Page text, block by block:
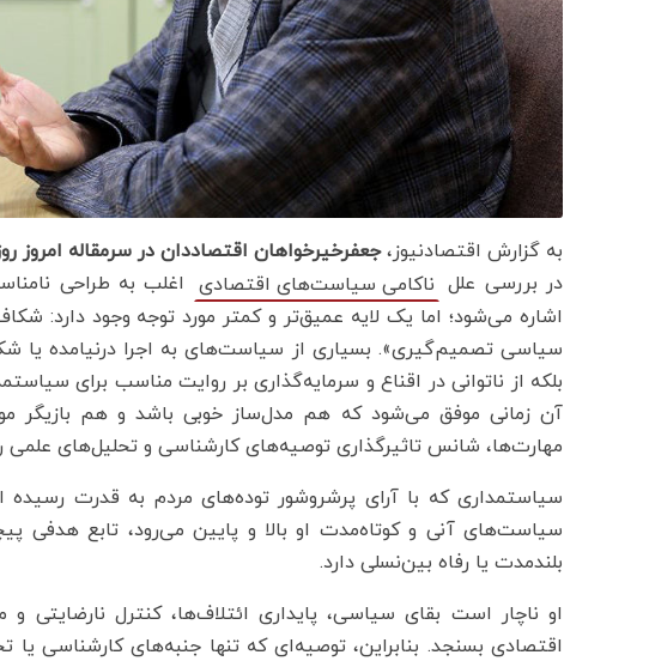
به گزارش اقتصادنیوز،جعفرخیرخواهان اقتصاددان در سرمقاله امروز
در بررسی علل ناکامی سیاست‌های اقتصادی
اغلب به طراحی
اشاره می‌شود؛ اما یک لایه عمیق‌تر و کمتر مورد توجه وجود دارد:
سیاسی تصمیم‌گیری». بسیاری از سیاست‌های به اجرا درنیامده یا
بلکه از ناتوانی در اقناع و سرمایه‌گذاری بر روایت مناسب برای
آن زمانی موفق می‌شود که هم مدل‌ساز خوبی باشد و هم بازیگر
مهارت‌ها، شانس تاثیرگذاری توصیه‌های کارشناسی و تحلیل‌های
سیاستمداری که با آرای پرشروشور توده‌های مردم به قدرت
بلندمدت یا رفاه بین‌نسلی دارد.
او ناچار است بقای سیاسی، پایداری ائتلاف‌ها، کنترل نارضایتی
اقتصادی بسنجد. بنابراین، توصیه‌ای که تنها جنبه‌های کارشناسی